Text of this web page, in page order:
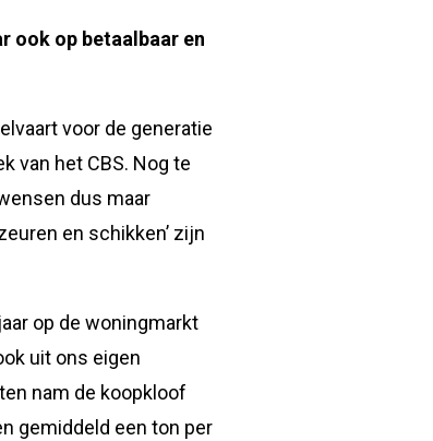
ook op betaalbaar en
voor de generatie
van het CBS. Nog te
dus maar
en schikken’ zijn
op de woningmarkt
uit ons eigen
nam de koopkloof
gemiddeld een ton per